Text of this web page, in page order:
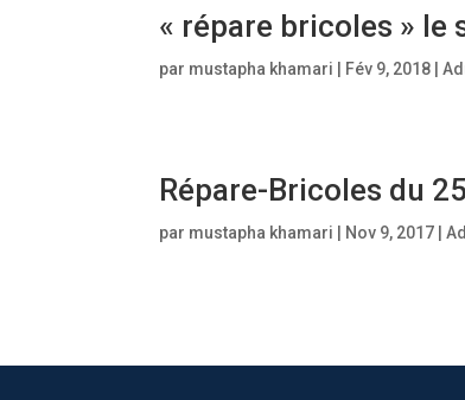
« répare bricoles » le
par mustapha khamari Fév 9, 2018 |
Répare-Bricoles du
par mustapha khamari Nov 9, 2017 |